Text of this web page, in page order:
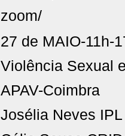
zoom/
27 de MAIO-11h-
Violência Sexual
APAV-Coimbra
Josélia Neves